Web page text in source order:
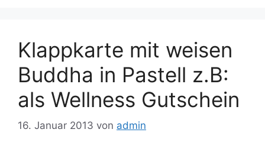
Klappkarte mit weisen
Buddha in Pastell z.B:
als Wellness Gutschein
16. Januar 2013 von admin